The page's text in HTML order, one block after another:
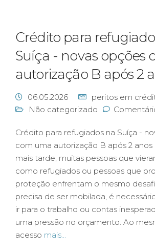
Crédito para
Suíça - novas opções
autorização B após 2
06.05.2026
peritos em
Não categorizado
Crédito para refugiados na Suíça -
com uma autorização B após 2
mais tarde, muitas pessoas que
como refugiados ou pessoas que
proteção enfrentam o mesmo
precisa de ser mobilada, é
ir para o trabalho ou contas
uma pressão no orçamento. Ao
acesso mais...